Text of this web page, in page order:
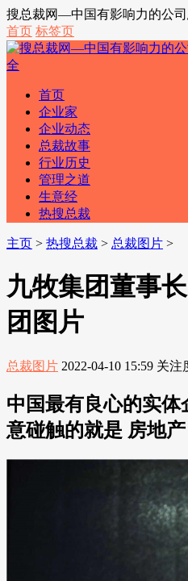
搜总裁网—中国有影响力的公
首页 标签页
首页
企业家
企业动态
总裁故事
行业历史
管理之道
生意经
热搜总裁
主页 > 热搜总裁 > 总裁图片 >
九牧集团董事
团图片
总裁图片 2022-04-10 15:59 关注
中国最有良心的实
意碰触的就是 房地产